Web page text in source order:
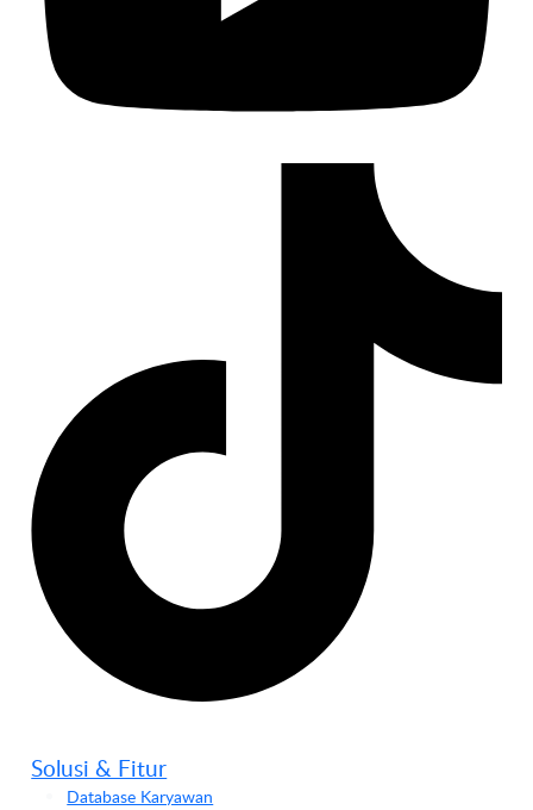
Solusi & Fitur
Database Karyawan